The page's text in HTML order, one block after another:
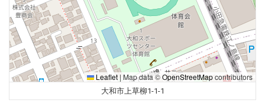
Leaflet | Map data ©OpenStreetMapcontributors
大和市上草柳1-1-1